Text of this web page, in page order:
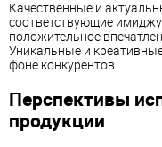
Качественные и
соответствующие
положительное
Уникальные и
фоне конкурентов.
Перспективы
продукции